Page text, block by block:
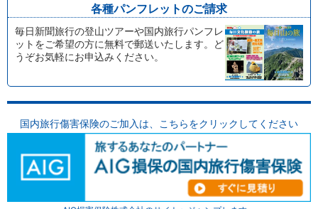
各種パンフレットのご請求
毎日新聞旅行の登山ツアーや国内旅行パンフレ
ットをご希望の方に無料で郵送いたします。ど
うぞお気軽にお申込みください。
国内旅行傷害保険のご加入は、 こちらをクリックしてください